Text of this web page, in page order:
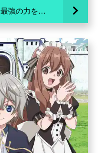
貴族転生 ～恵まれた生まれから最強の力を得る～